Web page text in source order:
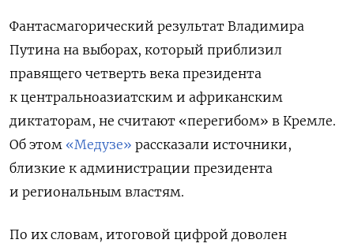
Фантасмагорический результат Владимира
Путина на выборах, который приблизил
правящего четверть века президента
к центральноазиатским и африканским
диктаторам, не считают «перегибом» в Кремле.
Об этом «Медузе» рассказали источники,
близкие к администрации президента
и региональным властям.
По их словам, итоговой цифрой доволен